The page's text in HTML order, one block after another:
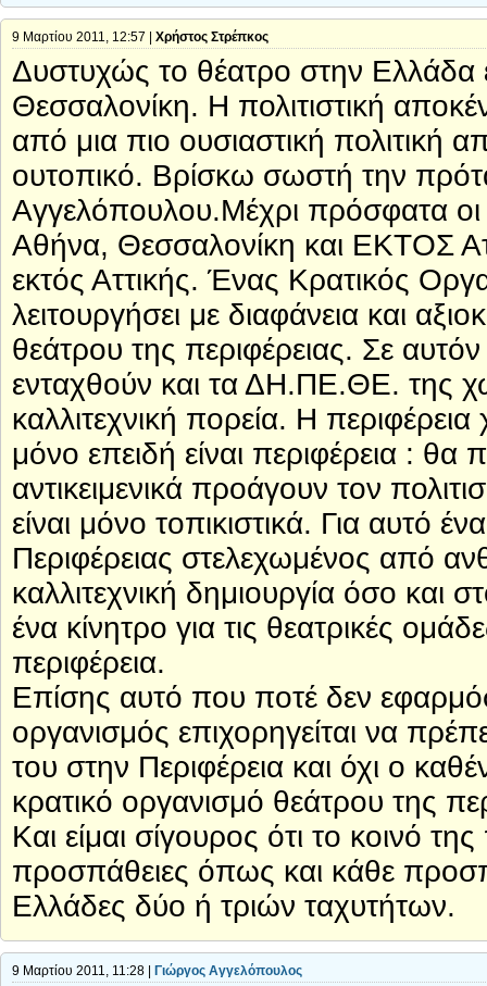
9 Μαρτίου 2011, 12:57 | Χρήστος Στρέπκος
Δυστυχώς το θέατρο στην Ελλάδα
Θεσσαλονίκη. Η πολιτιστική
από μια πιο ουσιαστική πολιτική
ουτοπικό. Βρίσκω σωστή την
Αγγελόπουλου.Μέχρι πρόσφατα οι
Αθήνα, Θεσσαλονίκη και ΕΚΤΟΣ
εκτός Αττικής. Ένας Κρατικός
λειτουργήσει με διαφάνεια και
θεάτρου της περιφέρειας. Σε
ενταχθούν και τα ΔΗ.ΠΕ.ΘΕ. της
καλλιτεχνική πορεία. Η
μόνο επειδή είναι περιφέρεια :
αντικειμενικά προάγουν τον
είναι μόνο τοπικιστικά. Για αυτό
Περιφέρειας στελεχωμένος από
καλλιτεχνική δημιουργία όσο και
ένα κίνητρο για τις θεατρικές
περιφέρεια.
Επίσης αυτό που ποτέ δεν
οργανισμός επιχορηγείται να
του στην Περιφέρεια και όχι ο
κρατικό οργανισμό θεάτρου της
Και είμαι σίγουρος ότι το κοινό
προσπάθειες όπως και κάθε
Ελλάδες δύο ή τριών ταχυτήτων.
9 Μαρτίου 2011, 11:28 | Γιώργος Αγγελόπουλος